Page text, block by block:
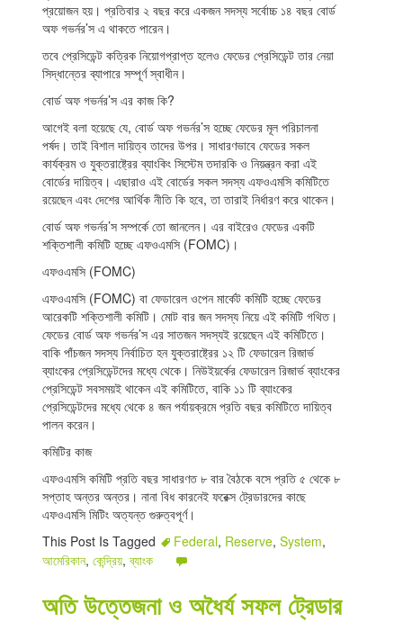
প্রয়োজন হয়। প্রতিবার ২ বছর করে একজন সদস্য সর্বোচ্চ ১৪ বছর বোর্ড
অফ গভর্নর’স এ থাকতে পারেন।
তবে প্রেসিডেন্ট কত্রিক নিয়োগপ্রাপ্ত হলেও ফেডের প্রেসিডেন্ট তার নেয়া
সিদ্ধান্তের ব্যাপারে সম্পূর্ণ স্বাধীন।
বোর্ড অফ গভর্নর’স এর কাজ কি?
আগেই বলা হয়েছে যে, বোর্ড অফ গভর্নর’স হচ্ছে ফেডের মূল পরিচালনা
পর্ষদ। তাই বিশাল দায়িত্ব তাদের উপর। সাধারণভাবে ফেডের সকল
কার্যক্রম ও যুক্তরাষ্ট্রের ব্যাংকিং সিস্টেম তদারকি ও নিয়ন্ত্রন করা এই
বোর্ডের দায়িত্ব। এছারাও এই বোর্ডের সকল সদস্য এফওএমসি কমিটিতে
রয়েছেন এবং দেশের আর্থিক নীতি কি হবে, তা তারাই নির্ধারণ করে থাকেন।
বোর্ড অফ গভর্নর’স সম্পর্কে তো জানলেন। এর বাইরেও ফেডের একটি
শক্তিশালী কমিটি হচ্ছে এফওএমসি (FOMC)।
এফওএমসি (FOMC)
এফওএমসি (FOMC) বা ফেডারেল ওপেন মার্কেট কমিটি হচ্ছে ফেডের
আরেকটি শক্তিশালী কমিটি। মোট বার জন সদস্য নিয়ে এই কমিটি গথিত।
ফেডের বোর্ড অফ গভর্নর’স এর সাতজন সদস্যই রয়েছেন এই কমিটিতে।
বাকি পাঁচজন সদস্য নির্বাচিত হন যুক্তরাষ্ট্রের ১২ টি ফেডারেল রিজার্ভ
ব্যাংকের প্রেসিডেন্টদের মধ্যে থেকে। নিউইয়র্কের ফেডারেল রিজার্ভ ব্যাংকের
প্রেসিডেন্ট সবসময়ই থাকেন এই কমিটিতে, বাকি ১১ টি ব্যাংকের
প্রেসিডেন্টদের মধ্যে থেকে ৪ জন পর্যায়ক্রমে প্রতি বছর কমিটিতে দায়িত্ব
পালন করেন।
কমিটির কাজ
এফওএমসি কমিটি প্রতি বছর সাধারণত ৮ বার বৈঠকে বসে প্রতি ৫ থেকে ৮
সপ্তাহ অন্তর অন্তর। নানা বিধ কারনেই ফরেক্স ট্রেডারদের কাছে
এফওএমসি মিটিং অত্যন্ত গুরুত্বপূর্ণ।
This Post Is Tagged
Federal, Reserve,System,
আমেরিকান,কেন্দ্রিয়,ব্যাংক
অতি উত্তেজনা ও অধৈর্য সফল ট্রেডার